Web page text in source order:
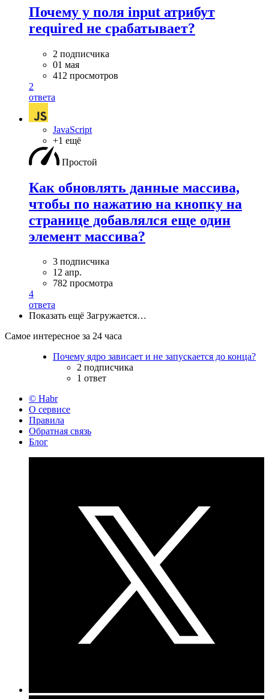
Почему у поля input атрибут
required не срабатывает?
2 подписчика
01 мая
412 просмотров
2
ответа
JavaScript
+1 ещё
Простой
Как обновлять данные массива,
чтобы по нажатию на кнопку на
странице добавлялся еще один
элемент массива?
3 подписчика
12 апр.
782 просмотра
4
ответа
Показать ещё Загружается…
Самое интересное за 24 часа
Почему ядро зависает и не запускается до конца?
2 подписчика
1 ответ
© Habr
О сервисе
Правила
Обратная связь
Блог